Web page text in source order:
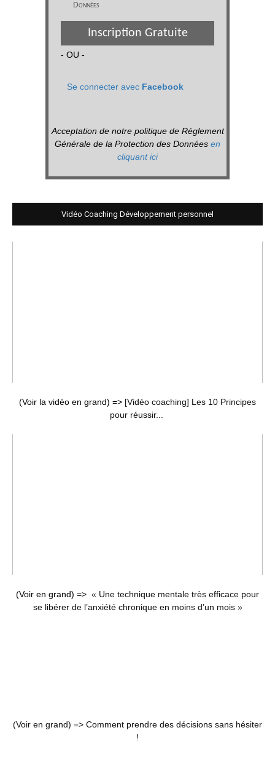
Données
Inscription Gratuite
- OU -
Se connecter avec Facebook
Acceptation de notre politique de Réglement
Générale de la Protection des Données en
cliquant ici
Vidéo Coaching Développement personnel
(Voir la vidéo en grand) => [Vidéo coaching] Les 10 Principes
pour réussir...
(Voir en grand) => « Une technique mentale très efficace pour
se libérer de l’anxiété chronique en moins d’un mois »
(Voir en grand) => Comment prendre des décisions sans hésiter
!